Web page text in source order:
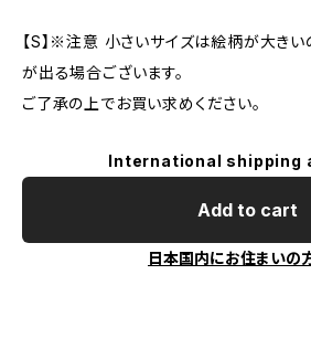
【S】※注意 小さいサイズは絵柄が大き
が出る場合ございます。
ご了承の上でお買い求めください。
International shipping
Add to cart
日本国内にお住まいの